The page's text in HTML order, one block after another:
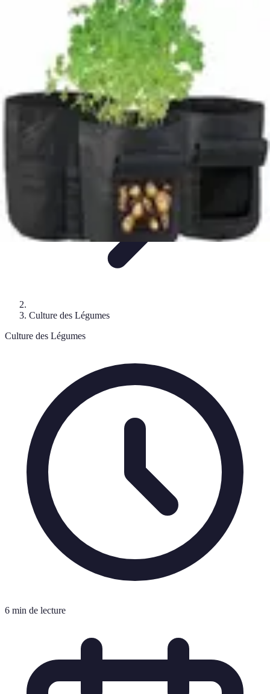
Choix des Légumes CultivationCultivation
Astuces et Conseils
Guide Légumes
Culture des Légumes
Culture des Légumes
6 min de lecture